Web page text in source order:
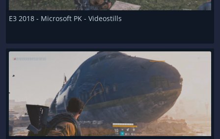
E3 2018 - Microsoft PK - Videostills